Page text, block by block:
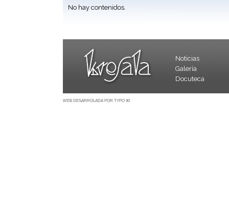
No hay contenidos.
Noticias
Galería
Docuteca
WEB DESARROLADA POR TYPO 90